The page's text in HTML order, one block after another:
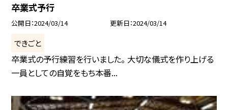
卒業式予行
公開日 2024/03/14 更新日 2024/03/14
できごと
卒業式の予行練習を行いました。 大切な儀式を作り上げる
一員としての自覚をもち本番...